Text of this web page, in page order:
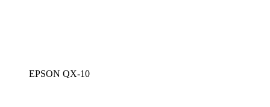
EPSON QX-10